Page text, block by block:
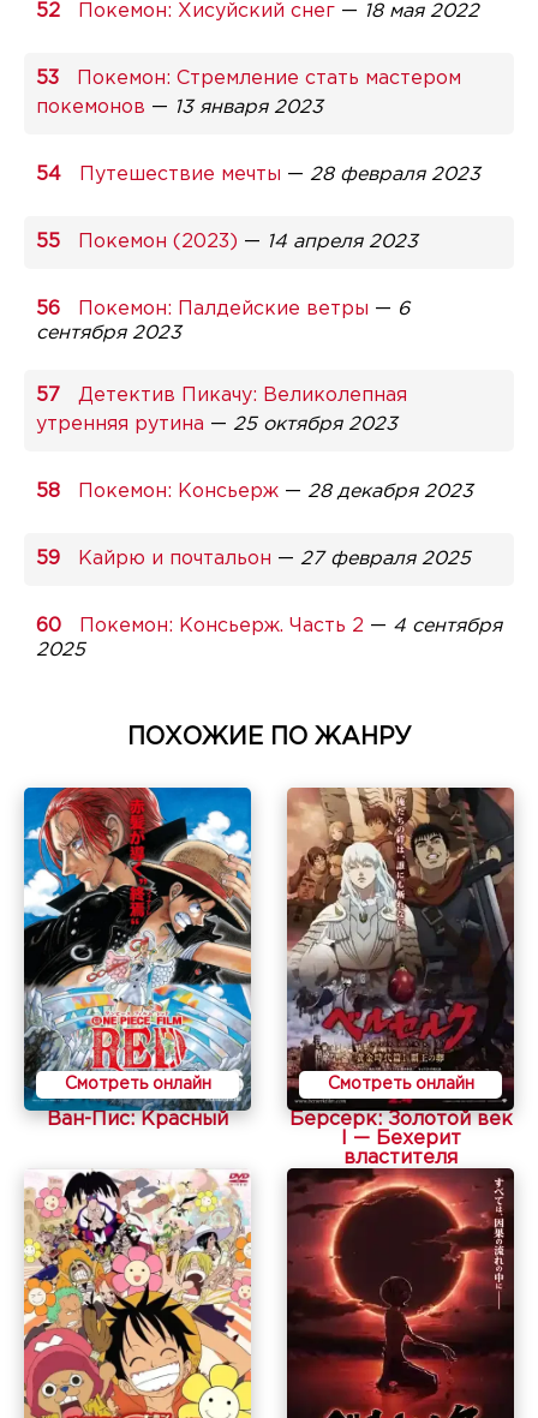
Покемон: Хисуйский снег — 18 мая 2022
Покемон: Стремление стать мастером
покемонов — 13 января 2023
Путешествие мечты — 28 февраля 2023
Покемон (2023) — 14 апреля 2023
Покемон: Палдейские ветры — 6
сентября 2023
Детектив Пикачу: Великолепная
утренняя рутина — 25 октября 2023
Покемон: Консьерж — 28 декабря 2023
Кайрю и почтальон — 27 февраля 2025
Покемон: Консьерж. Часть 2 — 4 сентября
2025
ПОХОЖИЕ ПО ЖАНРУ
Смотреть онлайн
Ван-Пис: Красный
Смотреть онлайн
Берсерк: Золотой век
I — Бехерит
властителя